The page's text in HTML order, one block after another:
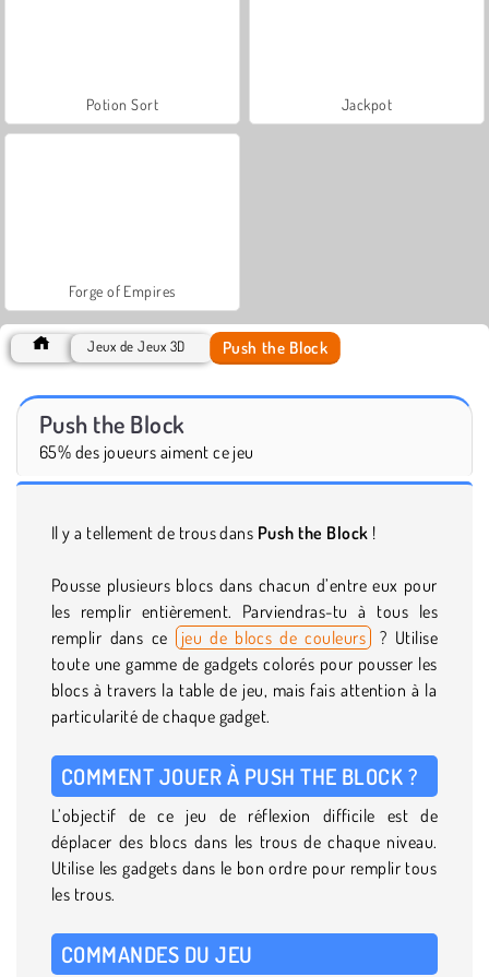
Potion Sort Jackpot
Forge of Empires
Jeux de Jeux 3D Push the Block
Push the Block
65% des joueurs aiment ce jeu
Il y a tellement de trous dans Push the Block !
Pousse plusieurs blocs dans chacun d’entre eux pour
les remplir entièrement. Parviendras-tu à tous les
remplir dans ce
jeu de blocs de couleurs
? Utilise
toute une gamme de gadgets colorés pour pousser les
blocs à travers la table de jeu, mais fais attention à la
particularité de chaque gadget.
COMMENT JOUER À PUSH THE BLOCK ?
L’objectif de ce jeu de réflexion difficile est de
déplacer des blocs dans les trous de chaque niveau.
Utilise les gadgets dans le bon ordre pour remplir tous
les trous.
COMMANDES DU JEU